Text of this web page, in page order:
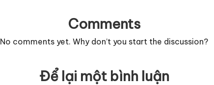
Comments
No comments yet. Why don’t you start the discussion?
Để lại một bình luận